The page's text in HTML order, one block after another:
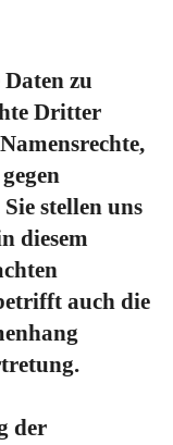
zu
Dritter
stellen uns
diesem
auch die
der